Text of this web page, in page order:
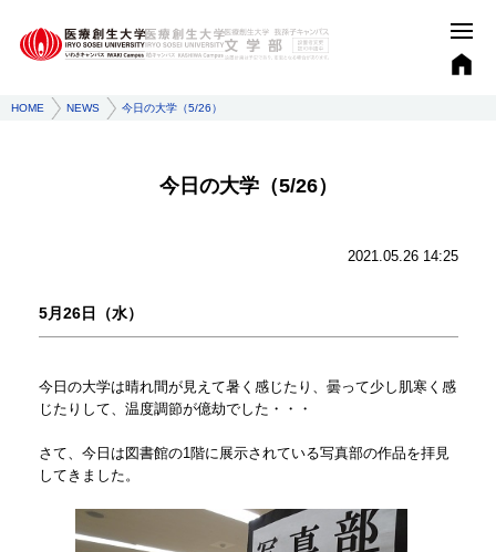
HOME NEWS 今日の大学（5/26）
今日の大学（5/26）
2021.05.26 14:25
​5月26日（水）
今日の大学は晴れ間が見えて暑く感じたり、曇って少し肌寒く感
じたりして、温度調節が億劫でした・・・
さて、今日は図書館の1階に展示されている写真部の作品を拝見
してきました。